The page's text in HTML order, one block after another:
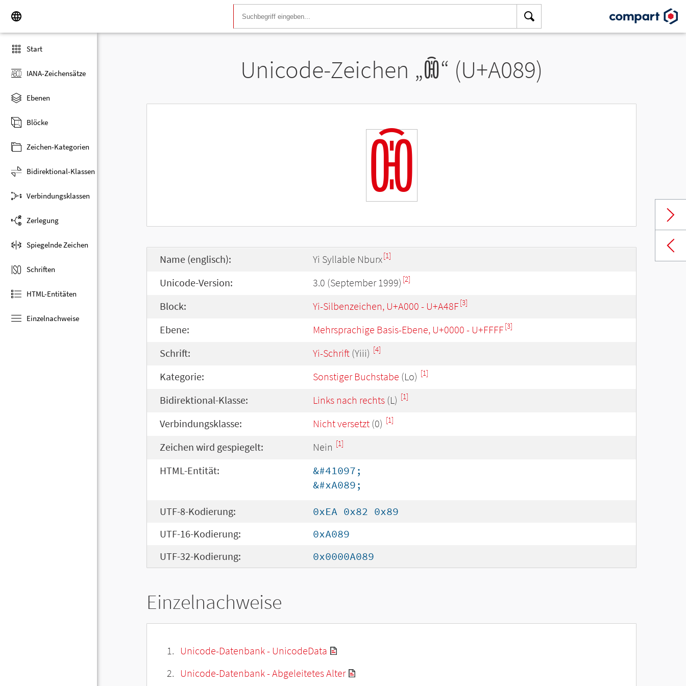
Start
IANA-Zeichensätze
Ebenen
Blöcke
Zeichen-Kategorien
Bidirektional-Klassen
Verbindungsklassen
Zerlegung
Spiegelnde Zeichen
Schriften
HTML-Entitäten
Einzelnachweise
Unicode-Zeichen „ꂉ“ (U+A089)
ꂉ
Name (englisch): Yi Syllable Nburx[1]
Unicode-Version: 3.0 (September 1999) [2]
Block: Yi-Silbenzeichen, U+A000 - U+A48F[3]
Ebene: Mehrsprachige Basis-Ebene, U+0000 - U+FFFF[3]
Schrift: Yi-Schrift (Yiii) [4]
Kategorie: Sonstiger Buchstabe (Lo) [1]
Bidirektional-Klasse: Links nach rechts (L) [1]
Verbindungsklasse: Nicht versetzt (0) [1]
Zeichen wird gespiegelt: Nein [1]
HTML-Entität:
&#41097;
&#xA089;
UTF-8-Kodierung:
0xEA 0x82 0x89
UTF-16-Kodierung:
0xA089
UTF-32-Kodierung:
0x0000A089
Einzelnachweise
Unicode-Datenbank - UnicodeData
Unicode-Datenbank - Abgeleitetes Alter